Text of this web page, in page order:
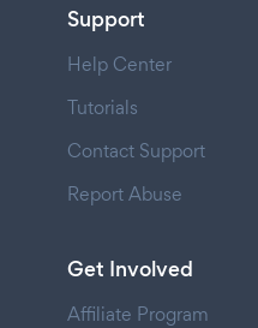
Support
Help Center
Tutorials
Contact Support
Report Abuse
Get Involved
Affiliate Program